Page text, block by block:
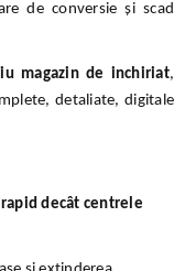
de conversie și scad
magazin de inchiriat,
detaliate, digitale
decât centrele